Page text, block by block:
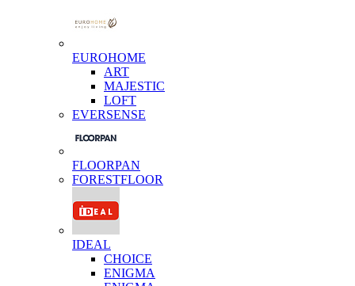
EUROHOME
ART
MAJESTIC
LOFT
EVERSENSE
FLOORPAN
FORESTFLOOR
IDEAL
CHOICE
ENIGMA